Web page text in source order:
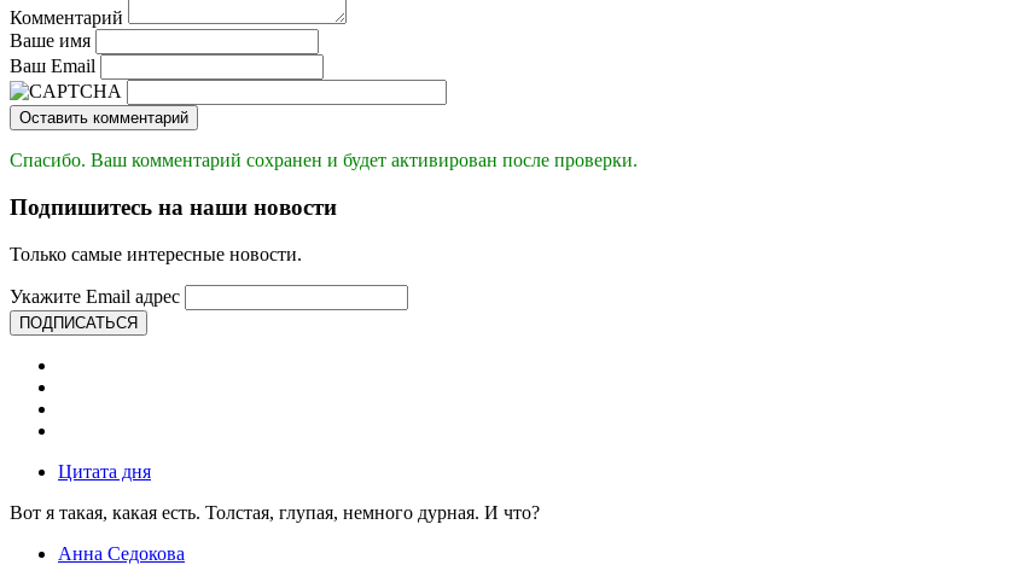
Комментарий
Ваше имя
Ваш Email
Оставить комментарий
Спасибо. Ваш комментарий сохранен и будет активирован после проверки.
Подпишитесь на наши новости
Только самые интересные новости.
Укажите Email адрес
ПОДПИСАТЬСЯ
Цитата дня
Вот я такая, какая есть. Толстая, глупая, немного дурная. И что?
Анна Седокова